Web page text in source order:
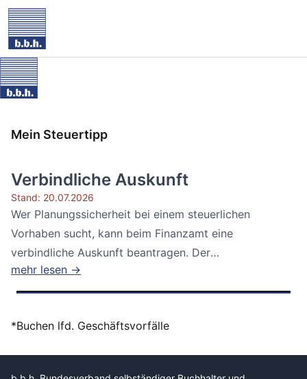
Mein Steuertipp
Verbindliche Auskunft
Stand: 20.07.2026
Wer Planungssicherheit bei einem steuerlichen
Vorhaben sucht, kann beim Finanzamt eine
verbindliche Auskunft beantragen. Der
Bundesfinanzhof...
mehr lesen →
*Buchen lfd. Geschäftsvorfälle